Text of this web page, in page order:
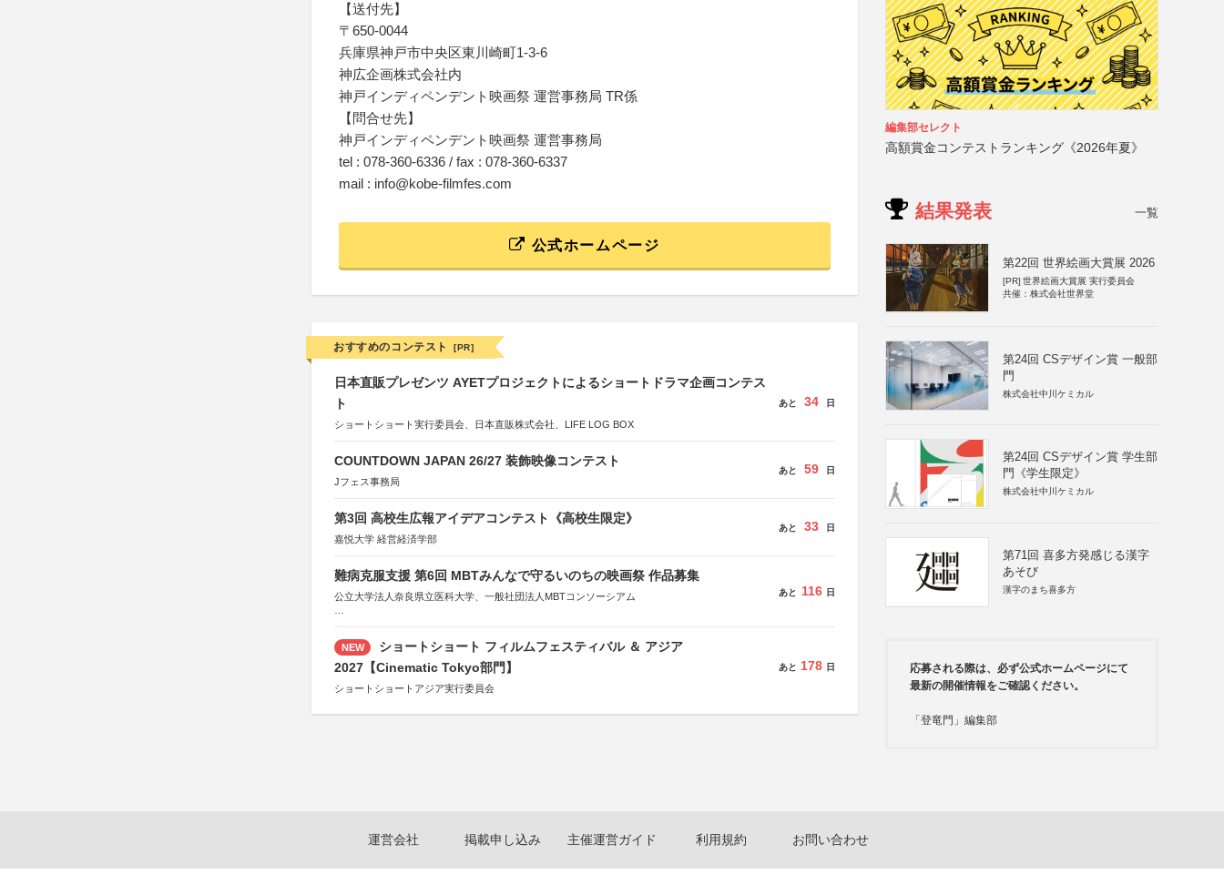
【送付先】
〒650-0044
兵庫県神戸市中央区東川崎町1-3-6
神広企画株式会社内
神戸インディペンデント映画祭 運営事務局 TR係
【問合せ先】
神戸インディペンデント映画祭 運営事務局
tel : 078-360-6336 / fax : 078-360-6337
mail : info@kobe-filmfes.com
公式ホームページ
おすすめのコンテスト [PR]
日本直販プレゼンツ AYETプロジェクトによるショートドラマ企画コンテス
ト
ショートショート実行委員会、日本直販株式会社、LIFE LOG BOX
あと 34 日
COUNTDOWN JAPAN 26/27 装飾映像コンテスト
Jフェス事務局
あと 59 日
第3回 高校生広報アイデアコンテスト《高校生限定》
嘉悦大学 経営経済学部
あと 33 日
難病克服支援 第6回 MBTみんなで守るいのちの映画祭 作品募集
公立大学法人奈良県立医科大学、一般社団法人MBTコンソーシアム
後援：厚生労働省
文部科学省
奈良県
関西経済連合会
あと 116 日
NEW
ショートショート フィルムフェスティバル ＆ アジア
2027【Cinematic Tokyo部門】
ショートショートアジア実行委員会
あと 178 日
編集部セレクト
高額賞金コンテストランキング《2026年夏》
結果発表 一覧
第22回 世界絵画大賞展 2026
[PR] 世界絵画大賞展 実行委員会
共催：株式会社世界堂
第24回 CSデザイン賞 一般部
門
株式会社中川ケミカル
第24回 CSデザイン賞 学生部
門《学生限定》
株式会社中川ケミカル
第71回 喜多方発感じる漢字
あそび
漢字のまち喜多方
応募される際は、必ず公式ホームページにて
最新の開催情報をご確認ください。
「登竜門」編集部
運営会社 掲載申し込み 主催運営ガイド 利用規約 お問い合わせ